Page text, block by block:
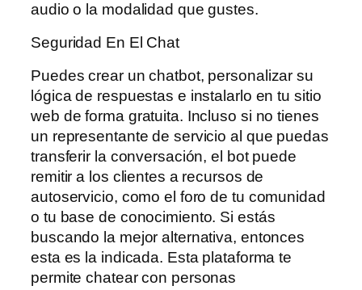
audio o la modalidad que gustes.
Seguridad En El Chat
Puedes crear un chatbot, personalizar su
lógica de respuestas e instalarlo en tu sitio
web de forma gratuita. Incluso si no tienes
un representante de servicio al que puedas
transferir la conversación, el bot puede
remitir a los clientes a recursos de
autoservicio, como el foro de tu comunidad
o tu base de conocimiento. Si estás
buscando la mejor alternativa, entonces
esta es la indicada. Esta plataforma te
permite chatear con personas